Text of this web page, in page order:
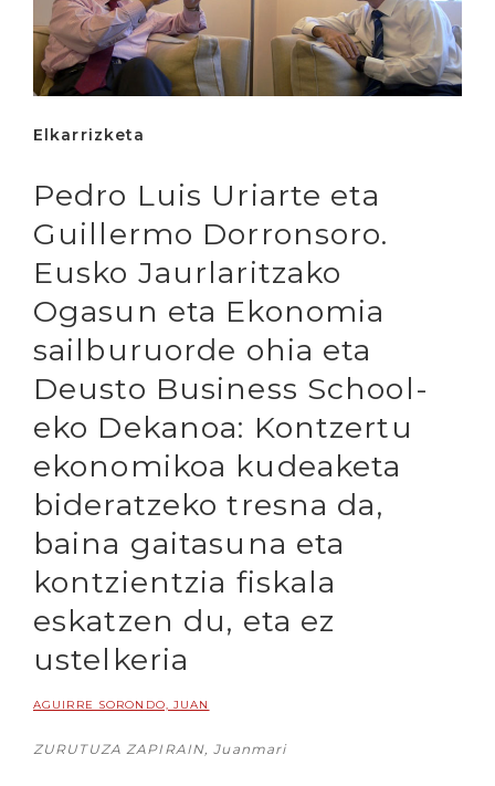
Elkarrizketa
Pedro Luis Uriarte eta
Guillermo Dorronsoro.
Eusko Jaurlaritzako
Ogasun eta Ekonomia
sailburuorde ohia eta
Deusto Business School-
eko Dekanoa: Kontzertu
ekonomikoa kudeaketa
bideratzeko tresna da,
baina gaitasuna eta
kontzientzia fiskala
eskatzen du, eta ez
ustelkeria
AGUIRRE SORONDO, JUAN
ZURUTUZA ZAPIRAIN, Juanmari